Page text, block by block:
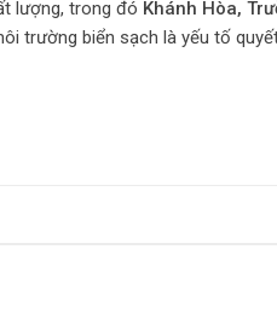
lượng, trong đó Khánh Hòa,
trường biển sạch là yếu tố